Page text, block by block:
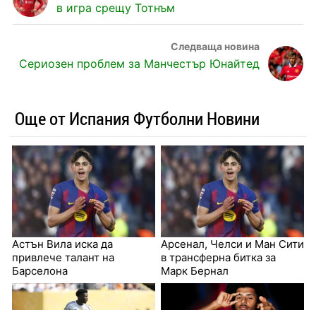
в игра срещу Тотнъм
Сериозен проблем за Манчестър Юнайтед
Още от Испания Футболни Новини
Астън Вила иска да
привлече талант на
Барселона
Арсенал, Челси и Ман Сити
в трансферна битка за
Марк Бернал